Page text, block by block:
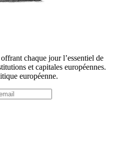
chaque jour l’essentiel de
et capitales européennes.
européenne.